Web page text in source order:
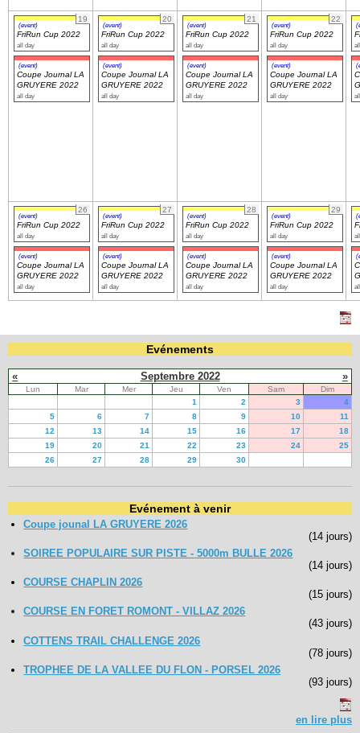
19
(event)
FriRun Cup 2022
all day
(event)
Coupe Journal LA
GRUYERE 2022
all day
20
(event)
FriRun Cup 2022
all day
(event)
Coupe Journal LA
GRUYERE 2022
all day
21
(event)
FriRun Cup 2022
all day
(event)
Coupe Journal LA
GRUYERE 2022
all day
22
(event)
FriRun Cup 2022
all day
(event)
Coupe Journal LA
GRUYERE 2022
all day
26
(event)
FriRun Cup 2022
all day
(event)
Coupe Journal LA
GRUYERE 2022
all day
27
(event)
FriRun Cup 2022
all day
(event)
Coupe Journal LA
GRUYERE 2022
all day
28
(event)
FriRun Cup 2022
all day
(event)
Coupe Journal LA
GRUYERE 2022
all day
29
(event)
FriRun Cup 2022
all day
(event)
Coupe Journal LA
GRUYERE 2022
all day
Evénements
« Septembre 2022 »
Lun Mar Mer Jeu Ven Sam
Dim
1
2 3
4
5
6 7 8 9 10
11
12
13 14 15 16 17
18
19
20 21 22 23 24
25
26
27 28 29 30
Evénement à venir
Coupe jounal LA GRUYERE 2026
(14 jours)
SOIREE POPULAIRE SUR PISTE - 5000m BULLE 2026
(14 jours)
COURSE CHAPLIN 2026
(15 jours)
COURSE EN FORET ROMONT - VILLAZ 2026
(43 jours)
COTTENS TRAIL CHALLENGE 2026
(78 jours)
TROPHEE DE LA VALLEE DU FLON - PORSEL 2026
(93 jours)
en lire plus